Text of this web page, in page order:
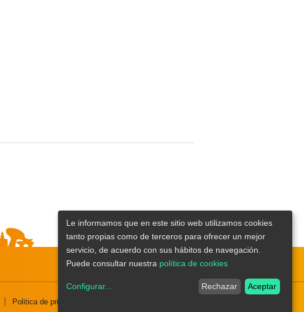
Politica de privacidad
Le informamos que en este sitio web utilizamos cookies
tanto propias como de terceros para ofrecer un mejor
servicio, de acuerdo con sus hábitos de navegación.
Puede consultar nuestra política de cookies
Configurar... Rechazar Aceptar